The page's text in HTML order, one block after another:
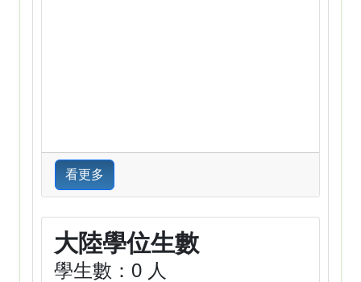
看更多
大陸學位生數
學生數：0 人